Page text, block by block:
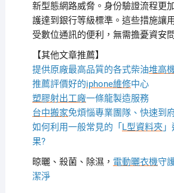
新型態網路威脅。身份驗證流程更
護達到銀行等級標準。這些措施讓
受數位通訊的便利，無需擔憂資安
【其他文章推薦】
提供原廠最高品質的各式柴油堆高
推薦評價好的iphone維修中心
塑膠射出工廠一條龍製造服務
台中搬家免煩惱專業團隊、快速到
如何利用一般常見的「 L型資料夾」
果?
晾曬、殺菌、除濕， 電動曬衣機守
潔淨